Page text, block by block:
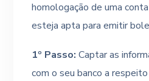
homologação de uma
esteja apta para emitir
1º Passo: Captar as
com o seu banco a